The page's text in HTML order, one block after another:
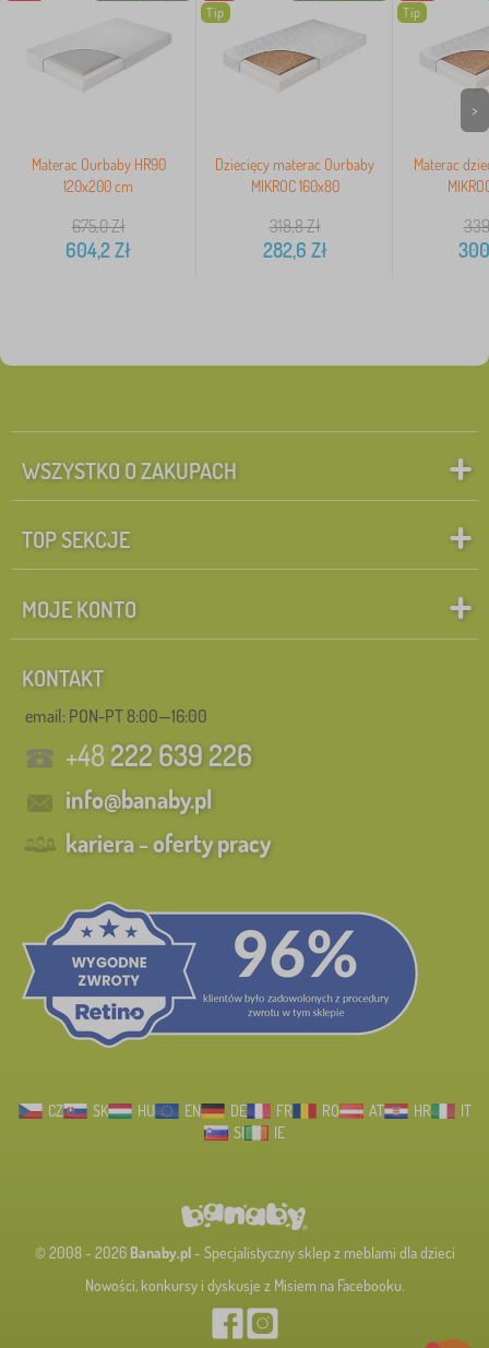
Materac Ourbaby HR90
120x200 cm
675,0Zł
604,2Zł
Tip
Dziecięcy materac Ourbaby
MIKROC 160x80
318,8Zł
282,6 Zł
Tip
Materac
>
WSZYSTKO O ZAKUPACH
TOP SEKCJE
MOJE KONTO
KONTAKT
email: PON-PT 8:00—16:00
+48222 639 226
info@banaby.pl
kariera - oferty pracy
CZ SK HU EN DE FR RO AT HR
IT
SI
IE
© 2008 - 2026 Banaby.pl- Specjalistyczny sklep z meblami dla dzieci
Nowości, konkursy i dyskusje z Misiem na Facebooku.